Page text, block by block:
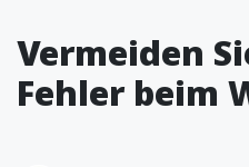
Vermeiden
Fehler beim